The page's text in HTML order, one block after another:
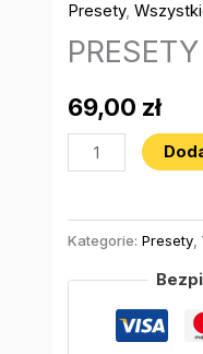
Presety,
69,00 zł
Kategorie:Presety,